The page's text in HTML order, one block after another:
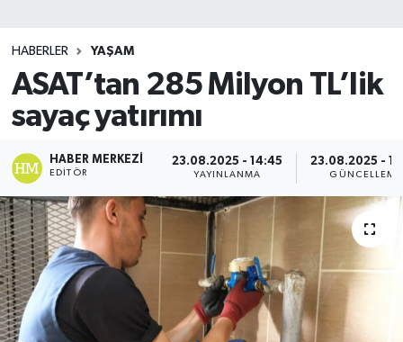
HABERLER YAŞAM
ASAT’tan 285 Milyon TL’lik
sayaç yatırımı
HABER MERKEZI
EDITÖR
23.08.2025 - 14:45
YAYINLANMA
23.08.2025 -
GÜNCELLEME
Teknoloji
TRABZON
TRABZONSPOR
Yaşam